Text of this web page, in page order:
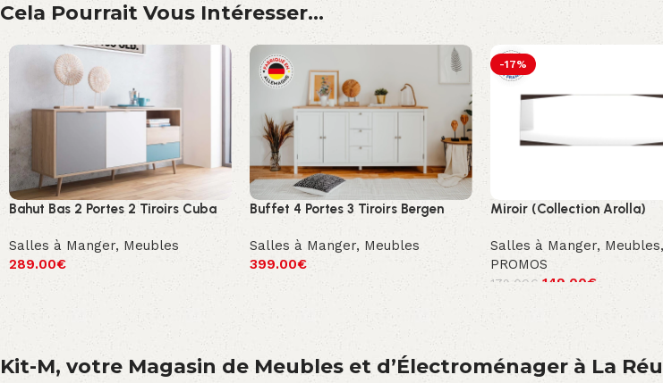
Cela Pourrait Vous Intéresser...
Bahut Bas 2 Portes 2 Tiroirs Cuba
Salles à Manger, Meubles
289.00€
Buffet 4 Portes 3 Tiroirs Bergen
Salles à Manger, Meubles
399.00€
-17%
Miroir (Collection Arolla)
Salles à Manger, Meubles,
PROMOS
179.00€ 149.00€
Kit-M, votre Magasin de Meubles et d’Électroménager à La